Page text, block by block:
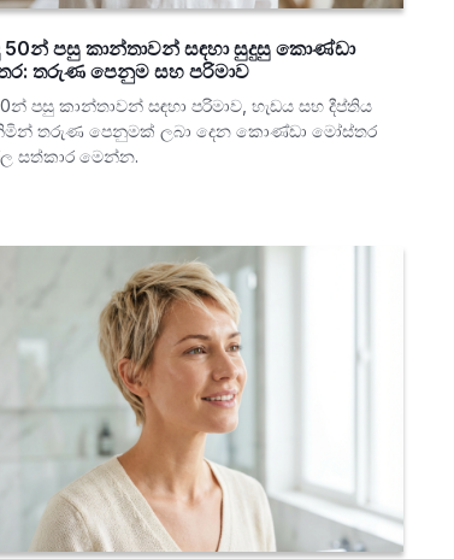
50න් පසු කාන්තාවන් සඳහා සුදුසු කොණ්ඩා
තරුණ පෙනුම සහ පරිමාව
පසු කාන්තාවන් සඳහා පරිමාව, හැඩය සහ දීප්තිය
තරුණ පෙනුමක් ලබා දෙන කොණ්ඩා මෝස්තර
සත්කාර මෙන්න.